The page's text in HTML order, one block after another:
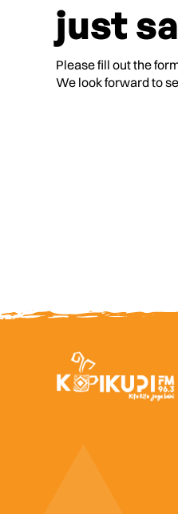
just
Please fill out the
We look forward to